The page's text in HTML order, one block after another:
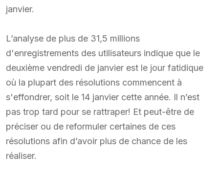
janvier.
L’analyse de plus de 31,5 millions
d'enregistrements des utilisateurs indique que le
deuxième vendredi de janvier est le jour fatidique
où la plupart des résolutions commencent à
s'effondrer, soit le 14 janvier cette année. Il n’est
pas trop tard pour se rattraper! Et peut-être de
préciser ou de reformuler certaines de ces
résolutions afin d’avoir plus de chance de les
réaliser.